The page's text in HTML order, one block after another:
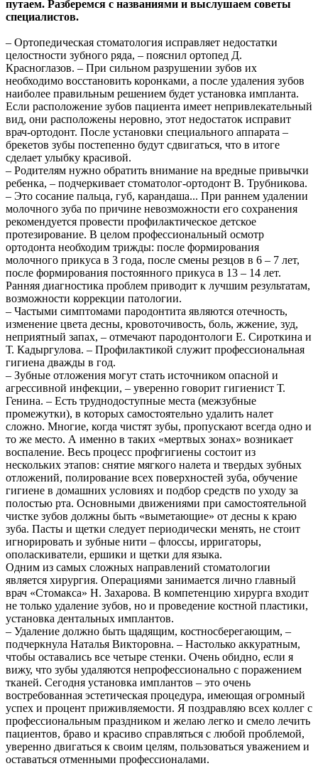
путаем. Разберемся с названиями и выслушаем советы
специалистов.
– Ортопедическая стоматология исправляет недостатки
целостности зубного ряда, – пояснил ортопед Д.
Красноглазов. – При сильном разрушении зубов их
необходимо восстановить коронками, а после удаления зубов
наиболее правильным решением будет установка импланта.
Если расположение зубов пациента имеет непривлекательный
вид, они расположены неровно, этот недостаток исправит
врач-ортодонт. После установки специального аппарата –
брекетов зубы постепенно будут сдвигаться, что в итоге
сделает улыбку красивой.
– Родителям нужно обратить внимание на вредные привычки
ребенка, – подчеркивает стоматолог-ортодонт В. Трубникова.
– Это сосание пальца, губ, карандаша... При раннем удалении
молочного зуба по причине невозможности его сохранения
рекомендуется провести профилактическое детское
протезирование. В целом профессиональный осмотр
ортодонта необходим трижды: после формирования
молочного прикуса в 3 года, после смены резцов в 6 – 7 лет,
после формирования постоянного прикуса в 13 – 14 лет.
Ранняя диагностика проблем приводит к лучшим результатам,
возможности коррекции патологии.
– Частыми симптомами пародонтита являются отечность,
изменение цвета десны, кровоточивость, боль, жжение, зуд,
неприятный запах, – отмечают пародонтологи Е. Сироткина и
Т. Кадыргулова. – Профилактикой служит профессиональная
гигиена дважды в год.
– Зубные отложения могут стать источником опасной и
агрессивной инфекции, – уверенно говорит гигиенист Т.
Генина. – Есть труднодоступные места (межзубные
промежутки), в которых самостоятельно удалить налет
сложно. Многие, когда чистят зубы, пропускают всегда одно и
то же место. А именно в таких «мертвых зонах» возникает
воспаление. Весь процесс профгигиены состоит из
нескольких этапов: снятие мягкого налета и твердых зубных
отложений, полирование всех поверхностей зуба, обучение
гигиене в домашних условиях и подбор средств по уходу за
полостью рта. Основными движениями при самостоятельной
чистке зубов должны быть «выметающие» от десны к краю
зуба. Пасты и щетки следует периодически менять, не стоит
игнорировать и зубные нити – флоссы, ирригаторы,
ополаскиватели, ершики и щетки для языка.
Одним из самых сложных направлений стоматологии
является хирургия. Операциями занимается лично главный
врач «Стомакса» Н. Захарова. В компетенцию хирурга входит
не только удаление зубов, но и проведение костной пластики,
установка дентальных имплантов.
– Удаление должно быть щадящим, костносберегающим, –
подчеркнула Наталья Викторовна. – Настолько аккуратным,
чтобы оставались все четыре стенки. Очень обидно, если я
вижу, что зубы удаляются непрофессионально с поражением
тканей. Сегодня установка имплантов – это очень
востребованная эстетическая процедура, имеющая огромный
успех и процент приживляемости. Я поздравляю всех коллег с
профессиональным праздником и желаю легко и смело лечить
пациентов, браво и красиво справляться с любой проблемой,
уверенно двигаться к своим целям, пользоваться уважением и
оставаться отменными профессионалами.